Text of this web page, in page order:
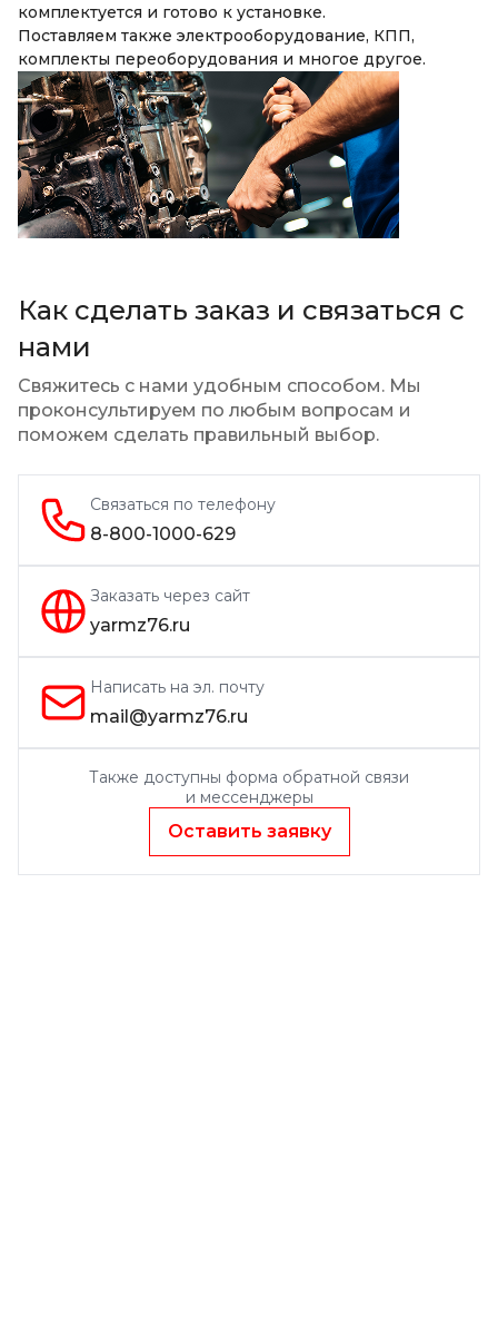
комплектуется и готово к установке.
Поставляем также электрооборудование, КПП,
комплекты переоборудования и многое другое.
Как сделать заказ и связаться с
нами
Свяжитесь с нами удобным способом. Мы
проконсультируем по любым вопросам и
поможем сделать правильный выбор.
Связаться по телефону
8-800-1000-629
Заказать через сайт
yarmz76.ru
Написать на эл. почту
mail@yarmz76.ru
Также доступны форма обратной связи
и мессенджеры
Оставить заявку